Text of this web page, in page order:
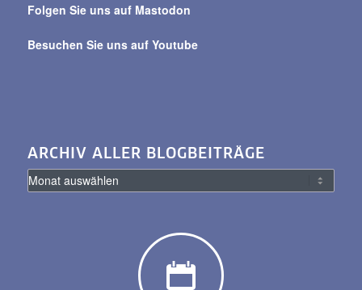
Folgen Sie uns auf Mastodon
Besuchen Sie uns auf Youtube
ARCHIV ALLER BLOGBEITRÄGE